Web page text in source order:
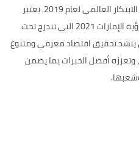
تتصدر دولة الإمارات عربياً في مؤشر الابتكار العالمي لعام 2019. يعتبر
الابتكار عنصراً من المحاور الوطنية لرؤية الإمارات 2021 التي تندرج تحت
تحقيق اقتصاد معرفي ومتنوع
وتعززه أفضل الخبرات بما يضمن